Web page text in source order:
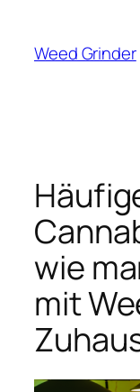
springen
Weed Grinder
wie
mit